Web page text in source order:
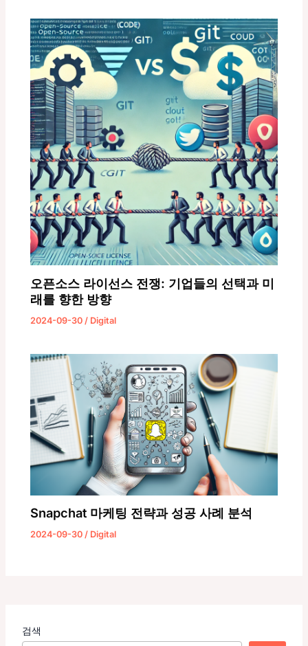
오픈소스 라이선스 전쟁: 기업들의 선택과 미
래를 향한 방향
2024-09-30 / Digital
Snapchat 마케팅 전략과 성공 사례 분석
2024-09-30/ Digital
검색